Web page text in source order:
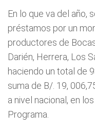
En lo que va del año,
préstamos por un
productores de
Darién, Herrera, Los
haciendo un total de
suma de B/. 19,
a nivel nacional, en
Programa.